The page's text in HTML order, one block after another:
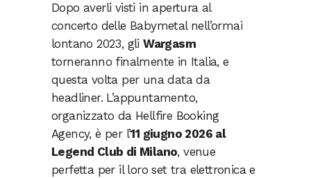
Dopo averli visti in apertura al
concerto delle Babymetal nell’ormai
lontano 2023, gliWargasm
torneranno finalmente in Italia, e
questa volta per una data da
headliner. L’appuntamento,
organizzato da Hellfire Booking
Agency, è per l’11 giugno 2026 al
Legend Club di Milano, venue
perfetta per il loro set tra elettronica e